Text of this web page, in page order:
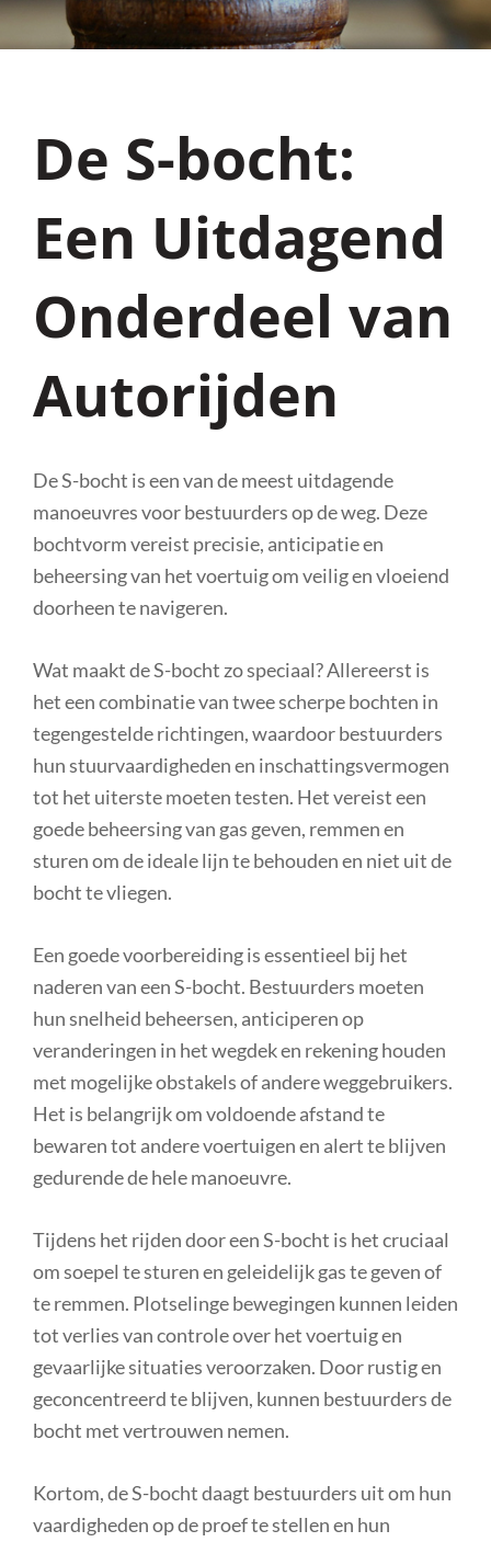
De S-bocht:
Een Uitdagend
Onderdeel van
Autorijden
De S-bocht is een van de meest uitdagende
manoeuvres voor bestuurders op de weg. Deze
bochtvorm vereist precisie, anticipatie en
beheersing van het voertuig om veilig en vloeiend
doorheen te navigeren.
Wat maakt de S-bocht zo speciaal? Allereerst is
het een combinatie van twee scherpe bochten in
tegengestelde richtingen, waardoor bestuurders
hun stuurvaardigheden en inschattingsvermogen
tot het uiterste moeten testen. Het vereist een
goede beheersing van gas geven, remmen en
sturen om de ideale lijn te behouden en niet uit de
bocht te vliegen.
Een goede voorbereiding is essentieel bij het
naderen van een S-bocht. Bestuurders moeten
hun snelheid beheersen, anticiperen op
veranderingen in het wegdek en rekening houden
met mogelijke obstakels of andere weggebruikers.
Het is belangrijk om voldoende afstand te
bewaren tot andere voertuigen en alert te blijven
gedurende de hele manoeuvre.
Tijdens het rijden door een S-bocht is het cruciaal
om soepel te sturen en geleidelijk gas te geven of
te remmen. Plotselinge bewegingen kunnen leiden
tot verlies van controle over het voertuig en
gevaarlijke situaties veroorzaken. Door rustig en
geconcentreerd te blijven, kunnen bestuurders de
bocht met vertrouwen nemen.
Kortom, de S-bocht daagt bestuurders uit om hun
vaardigheden op de proef te stellen en hun